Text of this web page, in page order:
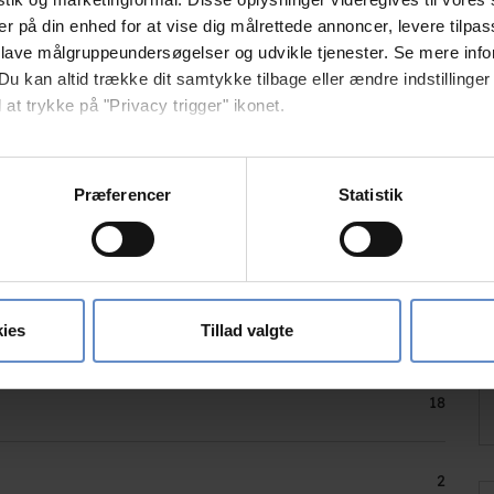
på din enhed for at vise dig målrettede annoncer, levere
målgruppeundersøgelser og udvikle tjenester. Se mere
kan altid trække dit samtykke tilbage eller ændre indstillinger
at trykke på "Privacy trigger" ikonet.
gerne:
om din placering, der kan være nøjagtig inden for få
vores indhold og annoncer, til at vise dig funktioner til sociale
om din brug af vores hjemmeside med vores partnere
Præferencer Statistik
Tillad valgte
18
2